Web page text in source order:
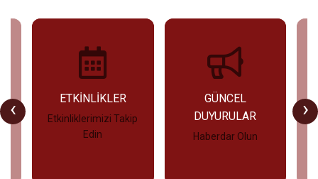
‹ ›
ETKİNLİKLER
Etkinliklerimizi Takip
Edin
GÜNCEL
DUYURULAR
Haberdar Olun